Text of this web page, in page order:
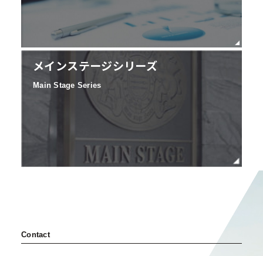
メインステージシリーズ
Main Stage Series
Contact